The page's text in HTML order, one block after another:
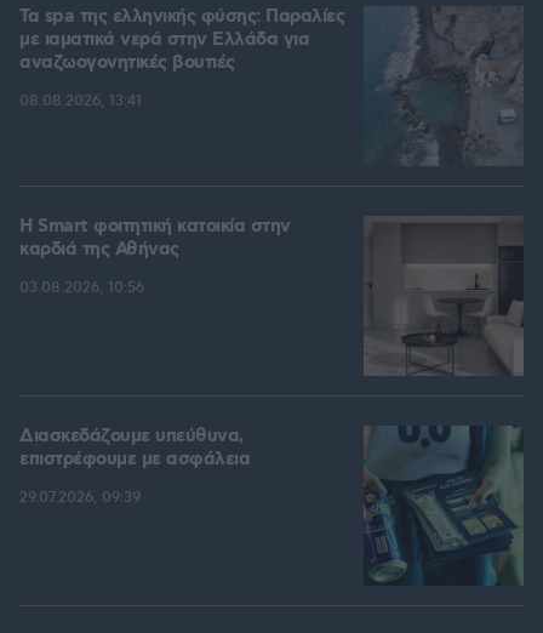
Τα spa της ελληνικής φύσης: Παραλίες
με ιαματικά νερά στην Ελλάδα για
αναζωογονητικές βουτιές
08.08.2026, 13:41
Η Smart φοιτητική κατοικία στην
καρδιά της Αθήνας
03.08.2026, 10:56
Διασκεδάζουμε υπεύθυνα,
επιστρέφουμε με ασφάλεια
29.07.2026, 09:39